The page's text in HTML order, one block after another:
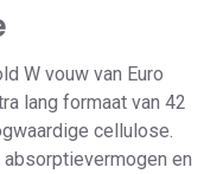
W vouw van Euro
lang formaat van 42
cellulose.
en